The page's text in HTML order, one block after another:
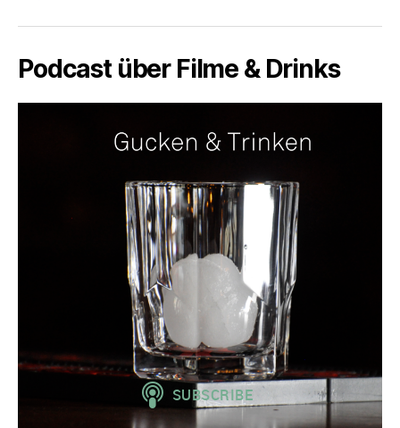
Podcast über Filme & Drinks